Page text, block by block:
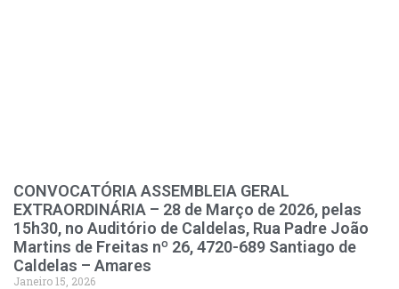
CONVOCATÓRIA ASSEMBLEIA GERAL
EXTRAORDINÁRIA – 28 de Março de 2026, pelas
15h30, no Auditório de Caldelas, Rua Padre João
Martins de Freitas nº 26, 4720-689 Santiago de
Caldelas – Amares
Janeiro 15, 2026